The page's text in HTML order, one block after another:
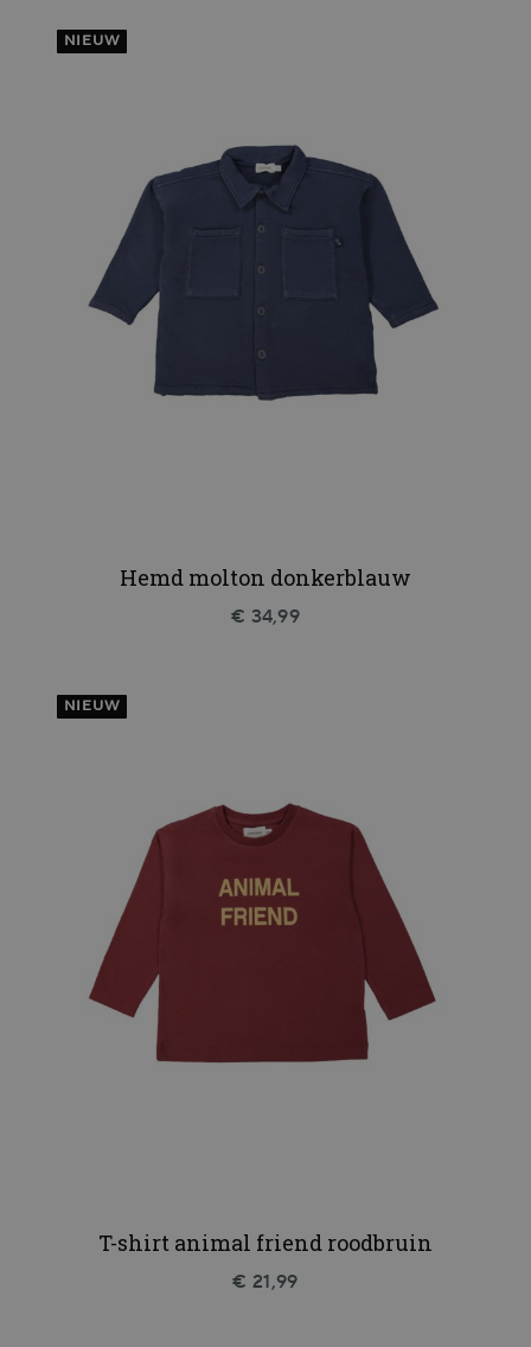
NIEUW
Hemd molton donkerblauw
€ 34,99
NIEUW
T-shirt animal friend roodbruin
€ 21,99